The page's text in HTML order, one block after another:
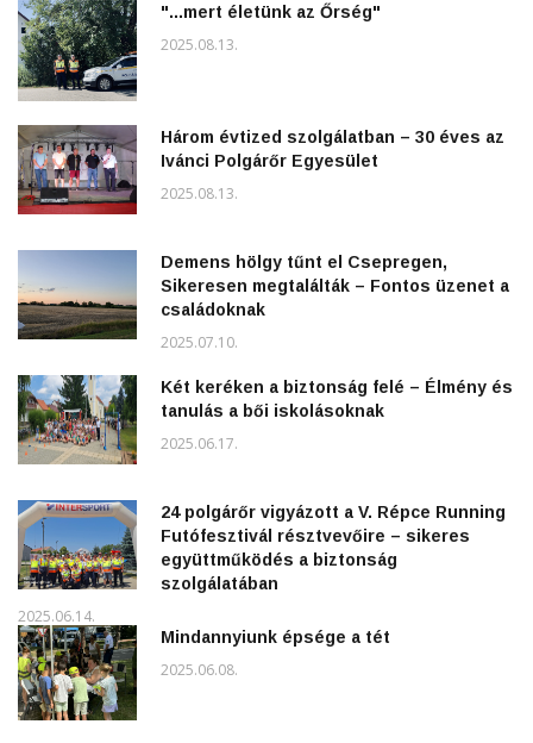
"...mert életünk az Őrség"
2025.08.13.
Három évtized szolgálatban – 30 éves az
Ivánci Polgárőr Egyesület
2025.08.13.
Demens hölgy tűnt el Csepregen,
Sikeresen megtalálták – Fontos üzenet a
családoknak
2025.07.10.
Két keréken a biztonság felé – Élmény és
tanulás a bői iskolásoknak
2025.06.17.
24 polgárőr vigyázott a V. Répce Running
Futófesztivál résztvevőire – sikeres
együttműködés a biztonság
szolgálatában
2025.06.14.
Mindannyiunk épsége a tét
2025.06.08.